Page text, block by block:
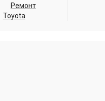
Ремонт
Toyota